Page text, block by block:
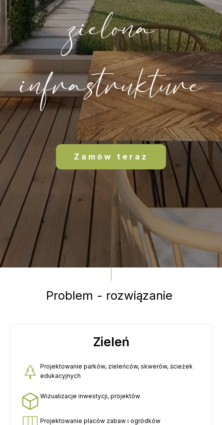
zielona
infrastrukture
Zamów teraz
Problem - rozwiązanie
Zieleń
Projektowanie parków, zieleńców, skwerów, ścieżek
edukacyjnych
Wizualizacje inwestycji, projektów
Projektowanie placów zabaw i ogródków